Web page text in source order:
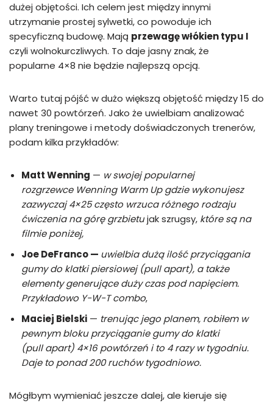
dużej objętości. Ich celem jest między innymi
utrzymanie prostej sylwetki, co powoduje ich
specyficzną budowę. Mają przewagę włókien typu I
czyli wolnokurczliwych. To daje jasny znak, że
popularne 4×8 nie będzie najlepszą opcją.
Warto tutaj pójść w dużo większą objętość między 15 do
nawet 30 powtórzeń. Jako że uwielbiam analizować
plany treningowe i metody doświadczonych trenerów,
podam kilka przykładów:
Matt Wenning — w swojej popularnej
rozgrzewce Wenning Warm Up gdzie wykonujesz
zazwyczaj 4×25 często wrzuca różnego rodzaju
ćwiczenia na górę grzbietujak szrugsy, które są na
filmie poniżej,
Joe DeFranco — uwielbia dużą ilość przyciągania
gumy do klatki piersiowej (pull apart), a także
elementy generujące duży czas pod napięciem.
Przykładowo Y-W-T combo,
Maciej Bielski — trenując jego planem, robiłem w
pewnym bloku przyciąganie gumy do klatki
(pull apart) 4×16 powtórzeń i to 4 razy w tygodniu.
Daje to ponad 200 ruchów tygodniowo.
Mógłbym wymieniać jeszcze dalej, ale kieruje się